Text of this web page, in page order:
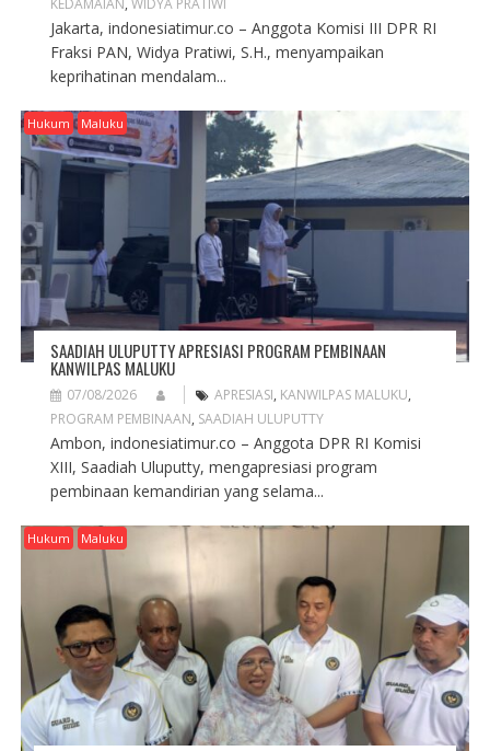
KEDAMAIAN, WIDYA PRATIWI
Jakarta, indonesiatimur.co – Anggota Komisi III DPR RI
Fraksi PAN, Widya Pratiwi, S.H., menyampaikan
keprihatinan mendalam...
Hukum Maluku
SAADIAH ULUPUTTY APRESIASI PROGRAM PEMBINAAN
KANWILPAS MALUKU
07/08/2026 APRESIASI, KANWILPAS MALUKU,
PROGRAM PEMBINAAN, SAADIAH ULUPUTTY
Ambon, indonesiatimur.co – Anggota DPR RI Komisi
XIII, Saadiah Uluputty, mengapresiasi program
pembinaan kemandirian yang selama...
Hukum Maluku